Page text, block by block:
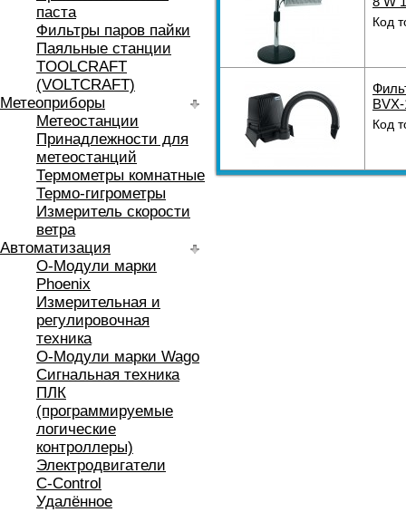
паста
Фильтры паров пайки
Паяльные станции
TOOLCRAFT
(VOLTCRAFT)
Метеоприборы
Метеостанции
Принадлежности для
метеостанций
Термометры комнатные
Термо-гигрометры
Измеритель скорости
ветра
Автоматизация
O-Модули марки
Phoenix
Измерительная и
регулировочная
техника
O-Модули марки Wago
Сигнальная техника
ПЛК
(программируемые
логические
контроллеры)
Электродвигатели
C-Control
Удалённое
Код
Код